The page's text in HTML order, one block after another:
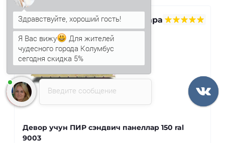
Севара
22 май
Девор учун ПИР сэндвич панеллар 150 ral
9003
Введите сообщение
Я Вас вижу
Для жителей
чудесного города Колумбус
сегодня скидка 5%